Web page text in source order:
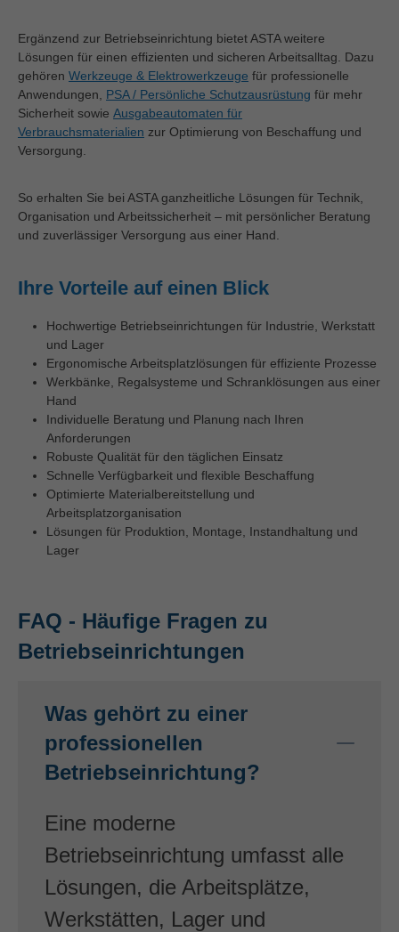
Ergänzend zur Betriebseinrichtung bietet ASTA weitere
Lösungen für einen effizienten und sicheren Arbeitsalltag. Dazu
gehören Werkzeuge & Elektrowerkzeuge für professionelle
Anwendungen, PSA / Persönliche Schutzausrüstung für mehr
Sicherheit sowie Ausgabeautomaten für
Verbrauchsmaterialien zur Optimierung von Beschaffung und
Versorgung.
So erhalten Sie bei ASTA ganzheitliche Lösungen für Technik,
Organisation und Arbeitssicherheit – mit persönlicher Beratung
und zuverlässiger Versorgung aus einer Hand.
Ihre Vorteile auf einen Blick
Hochwertige Betriebseinrichtungen für Industrie, Werkstatt
und Lager
Ergonomische Arbeitsplatzlösungen für effiziente Prozesse
Werkbänke, Regalsysteme und Schranklösungen aus einer
Hand
Individuelle Beratung und Planung nach Ihren
Anforderungen
Robuste Qualität für den täglichen Einsatz
Schnelle Verfügbarkeit und flexible Beschaffung
Optimierte Materialbereitstellung und
Arbeitsplatzorganisation
Lösungen für Produktion, Montage, Instandhaltung und
Lager
FAQ - Häufige Fragen zu
Betriebseinrichtungen
Was gehört zu einer
professionellen
Betriebseinrichtung?
Eine moderne
Betriebseinrichtung umfasst alle
Lösungen, die Arbeitsplätze,
Werkstätten, Lager und